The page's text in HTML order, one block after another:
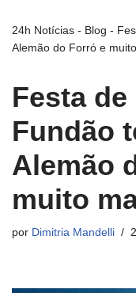
24h Notícias - Blog -
Alemão do Forró e
Festa
Fundão
Alemão
muito
por Dimitria Mandelli